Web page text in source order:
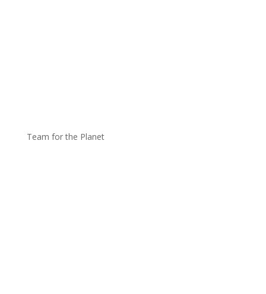
Team for the Planet